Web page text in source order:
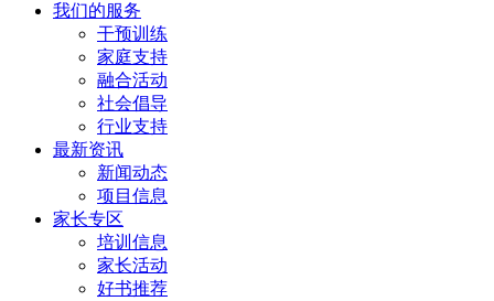
我们的服务
干预训练
家庭支持
融合活动
社会倡导
行业支持
最新资讯
新闻动态
项目信息
家长专区
培训信息
家长活动
好书推荐